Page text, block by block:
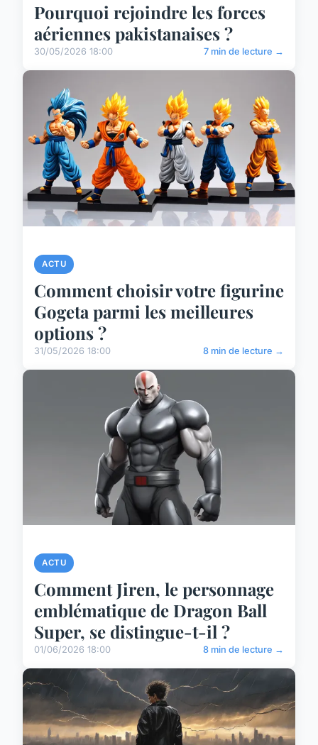
Pourquoi rejoindre les forces
aériennes pakistanaises ?
30/05/2026 18:00 7 min de lecture →
ACTU
Comment choisir votre figurine
Gogeta parmi les meilleures
options ?
31/05/2026 18:00 8 min de lecture →
ACTU
Comment Jiren, le personnage
emblématique de Dragon Ball
Super, se distingue-t-il ?
01/06/2026 18:00 8 min de lecture →